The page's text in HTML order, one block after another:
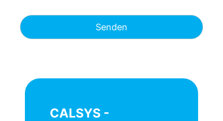
CALSYS -